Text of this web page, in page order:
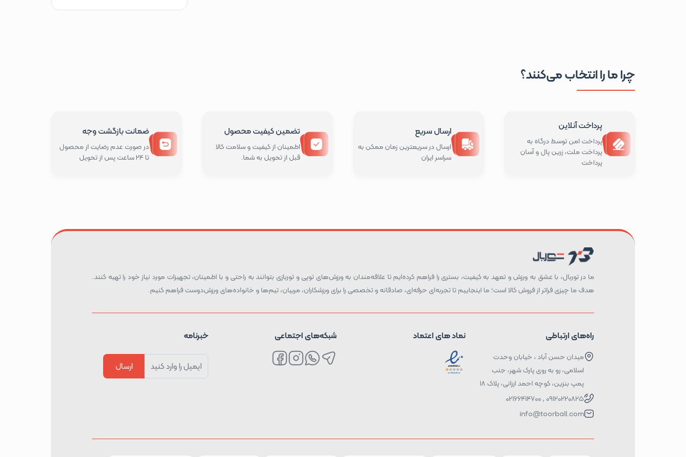
چرا ما را انتخاب می‌کنند؟
پرداخت آنلاین
پرداخت امن توسط درگاه به
پرداخت ملت، زرین پال و آسان
پرداخت
ارسال سریع
ارسال در سریعترین زمان ممکن به
سراسر ایران
تضمین کیفیت محصول
اطمینان از کیفیت و سلامت کالا
قبل از تحویل به شما.
ضمانت بازگشت وجه
در صورت عدم رضایت از محصول
تا 24 ساعت پس از تحویل
ما در توربال، با عشق به ورزش و تعهد به کیفیت، بستری را فراهم کرده‌ایم تا علاقه‌مندان به ورزش‌های توپی و توربازی بتوانند به راحتی و با اطمینان، تجهیزات مورد نیاز خود را تهیه کنند.
هدف ما چیزی فراتر از فروش کالا است؛ ما اینجاییم تا تجربه‌ای حرفه‌ای، صادقانه و تخصصی را برای ورزشکاران، مربیان، تیم‌ها و خانواده‌های ورزش‌دوست فراهم کنیم.
راه‌های ارتباطی
میدان حسن آباد ، خیابان وحدت
اسلامی، رو به روی پارک شهر، جنب
پمپ بنزین، کوچه احمد ارزانی، پلاک ۱۸
09120220825 , 02166414700
info@toorball.com
نماد های اعتماد شبکه‌های اجتماعی خبرنامه
ارسال